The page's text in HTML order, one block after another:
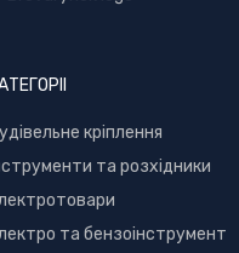
кріплення
та розхідники
та бензоінструмент